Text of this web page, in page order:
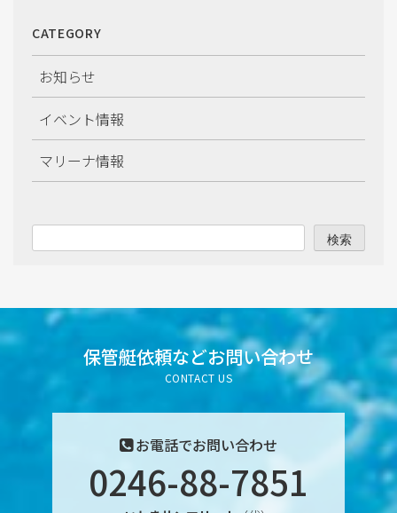
2026年1月
2025年12月
2025年11月
2025年10月
2025年9月
2025年7月
2025年6月
2025年3月
CATEGORY
お知らせ
イベント情報
マリーナ情報
検索
保管艇依頼などお問い合わせ
CONTACT US
お電話でお問い合わせ
0246-88-7851